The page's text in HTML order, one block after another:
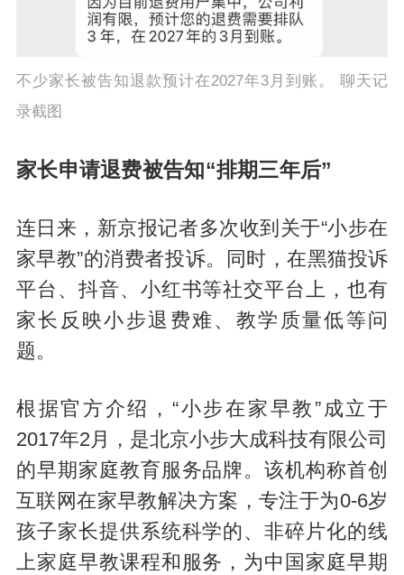
不少家长被告知退款预计在2027年3月到账。 聊天记
录截图
家长申请退费被告知“排期三年后”
连日来，新京报记者多次收到关于“小步在
家早教”的消费者投诉。同时，在黑猫投诉
平台、抖音、小红书等社交平台上，也有
家长反映小步退费难、教学质量低等问
题。
根据官方介绍，“小步在家早教”成立于
2017年2月，是北京小步大成科技有限公司
的早期家庭教育服务品牌。该机构称首创
互联网在家早教解决方案，专注于为0-6岁
孩子家长提供系统科学的、非碎片化的线
上家庭早教课程和服务，为中国家庭早期